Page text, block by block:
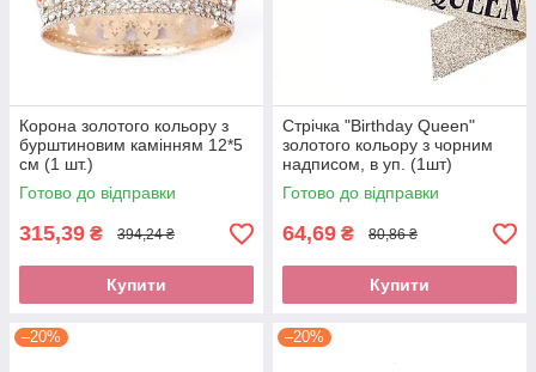
Корона золотого кольору з
бурштиновим камінням 12*5
см (1 шт.)
Готово до відправки
315,39 ₴ 394,24 ₴
Купити
Стрічка "Birthday Queen"
золотого кольору з чорним
надписом, в уп. (1шт)
Готово до відправки
64,69 ₴ 80,86 ₴
Купити
–20% –20%